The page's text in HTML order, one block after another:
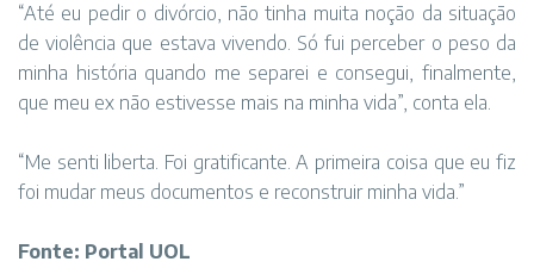
“Até eu pedir o divórcio, não tinha muita noção da situação
de violência que estava vivendo. Só fui perceber o peso da
minha história quando me separei e consegui, finalmente,
que meu ex não estivesse mais na minha vida”, conta ela.
“Me senti liberta. Foi gratificante. A primeira coisa que eu fiz
foi mudar meus documentos e reconstruir minha vida.”
Fonte: Portal UOL